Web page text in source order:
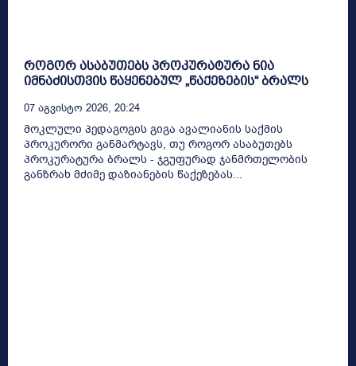
როგორ ასაბუთებს პროკურატურა ნია
იმნაძისთვის წაყენებულ „წაქეზების“ ბრალს
07 Აგვისტო 2026, 20:24
მოკლული პედაგოგის გიგა ავალიანის საქმის
პროკურორი განმარტავს, თუ როგორ ასაბუთებს
პროკურატურა ბრალს - ჯგუფურად ჯანმრთელობის
განზრახ მძიმე დაზიანების წაქეზებას...